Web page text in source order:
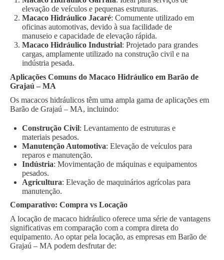
elevação de veículos e pequenas estruturas.
Macaco Hidráulico Jacaré: Comumente utilizado em
oficinas automotivas, devido à sua facilidade de
manuseio e capacidade de elevação rápida.
Macaco Hidráulico Industrial: Projetado para grandes
cargas, amplamente utilizado na construção civil e na
indústria pesada.
Aplicações Comuns do Macaco Hidráulico em Barão de
Grajaú – MA
Os macacos hidráulicos têm uma ampla gama de aplicações em
Barão de Grajaú – MA, incluindo:
Construção Civil: Levantamento de estruturas e
materiais pesados.
Manutenção Automotiva: Elevação de veículos para
reparos e manutenção.
Indústria: Movimentação de máquinas e equipamentos
pesados.
Agricultura: Elevação de maquinários agrícolas para
manutenção.
Comparativo: Compra vs Locação
A locação de macaco hidráulico oferece uma série de vantagens
significativas em comparação com a compra direta do
equipamento. Ao optar pela locação, as empresas em Barão de
Grajaú – MA podem desfrutar de: